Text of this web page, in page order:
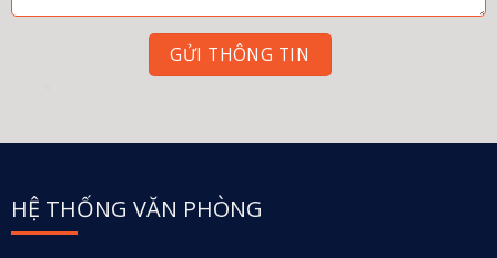
HỆ THỐNG VĂN PHÒNG